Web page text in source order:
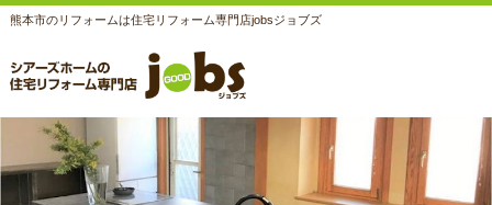
熊本市のリフォームは住宅リフォーム専門店jobsジョブズ